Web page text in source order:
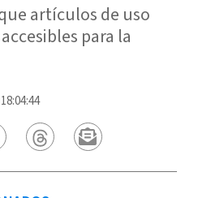
artículos de uso
para la